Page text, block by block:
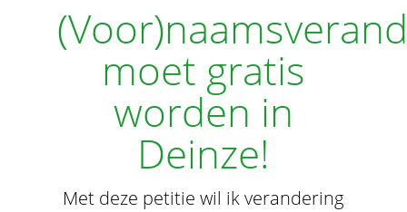
moet gratis
worden in
Deinze!
Met deze petitie wil ik verandering